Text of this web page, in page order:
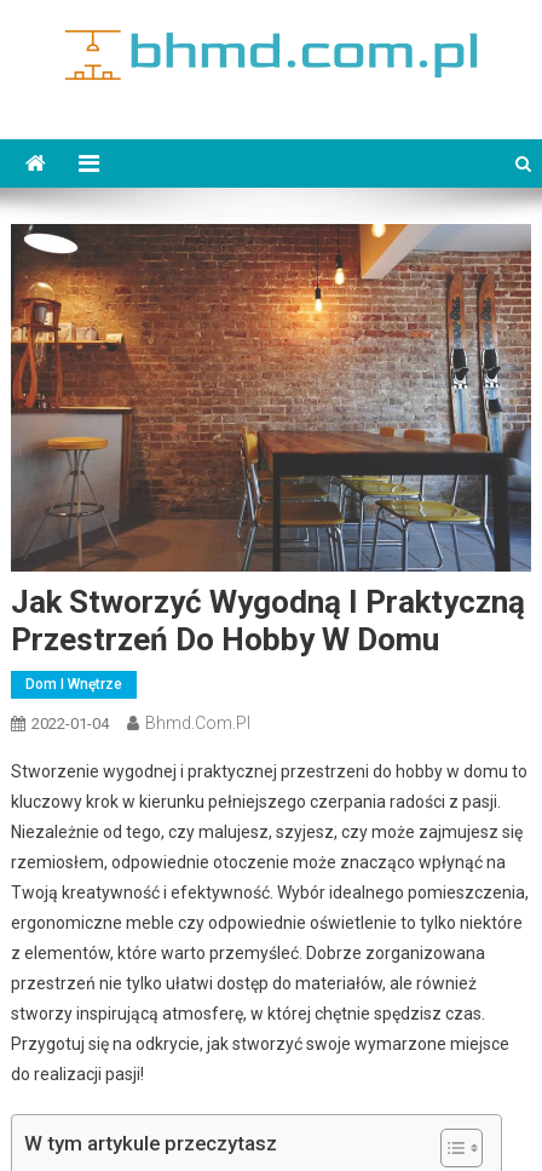
Jak Stworzyć Wygodną I Praktyczną
Przestrzeń Do Hobby W Domu
Dom I Wnętrze
2022-01-04 Bhmd.com.pl
Stworzenie wygodnej i praktycznej przestrzeni do hobby w domu to
kluczowy krok w kierunku pełniejszego czerpania radości z pasji.
Niezależnie od tego, czy malujesz, szyjesz, czy może zajmujesz się
rzemiosłem, odpowiednie otoczenie może znacząco wpłynąć na
Twoją kreatywność i efektywność. Wybór idealnego pomieszczenia,
ergonomiczne meble czy odpowiednie oświetlenie to tylko niektóre
z elementów, które warto przemyśleć. Dobrze zorganizowana
przestrzeń nie tylko ułatwi dostęp do materiałów, ale również
stworzy inspirującą atmosferę, w której chętnie spędzisz czas.
Przygotuj się na odkrycie, jak stworzyć swoje wymarzone miejsce
do realizacji pasji!
W tym artykule przeczytasz